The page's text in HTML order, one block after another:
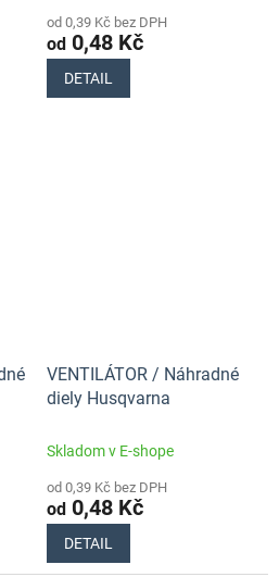
od 0,39 Kč bez DPH
od 0,48 Kč
DETAIL
VENTILÁTOR / Náhradné
diely Husqvarna
Skladom v E-shope
od 0,39 Kč bez DPH
od 0,48 Kč
DETAIL